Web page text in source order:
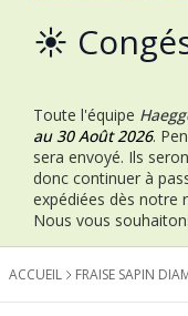
☀️
Toute l'équipe
au 30 Août 2026.
sera envoyé. Ils
donc continuer à
expédiées dès notre
Nous vous
ACCUEIL FRAISE SAPIN